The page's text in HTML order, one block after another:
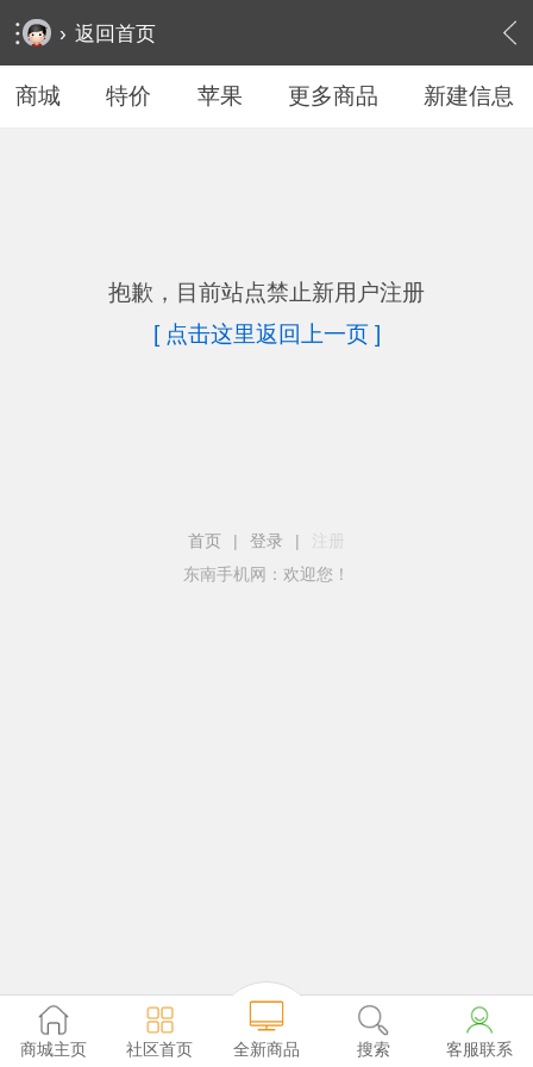
› 返回首页
商城 特价 苹果 更多商品 新建信息
抱歉，目前站点禁止新用户注册
[ 点击这里返回上一页 ]
首页 | 登录 |
注册
东南手机网：欢迎您！
商城主页 社区首页 全新商品 搜索 客服联系